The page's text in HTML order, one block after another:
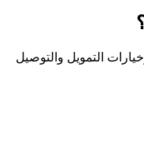
التمويل والتوصيل